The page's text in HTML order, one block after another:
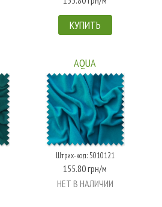
КУПИТЬ
AQUA
Штрих-код: 5010121
155.80 грн/м
НЕТ В НАЛИЧИИ